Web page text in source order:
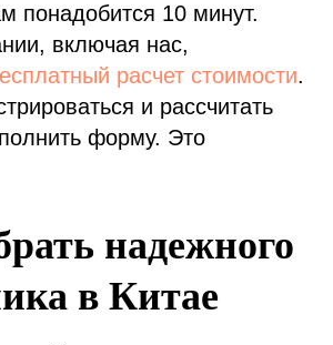
понадобится 10 минут.
включая нас,
расчет стоимости.
и рассчитать
форму. Это
надежного
в Китае